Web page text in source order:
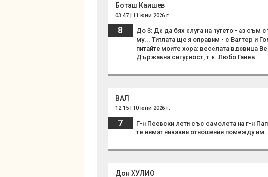
Боташ Каишев
03:47 | 11 юни 2026 г.
8
До 3: Де да бях слуга на nyтето - аз съм
му... Титлата ще я оправим - с Валтер и
питайте моите хора: веселата вдовица
Държавна сигурност, т.е. Любо Ганев.
ВАЛ
12:15 | 10 юни 2026 г.
7
Г-н Пеевски лети със самолета на г-н
те нямат никакви отношения помежду
Дон ХУЛИО